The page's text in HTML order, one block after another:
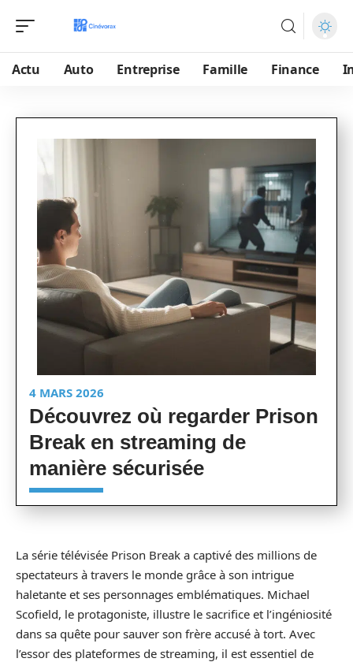
Actu Auto Entreprise Famille Finance
4 MARS 2026
Découvrez où regarder Prison
Break en streaming de
manière sécurisée
La série télévisée Prison Break a captivé des millions de
spectateurs à travers le monde grâce à son intrigue
haletante et ses personnages emblématiques. Michael
Scofield, le protagoniste, illustre le sacrifice et l’ingéniosité
dans sa quête pour sauver son frère accusé à tort. Avec
l’essor des plateformes de streaming, il est essentiel de